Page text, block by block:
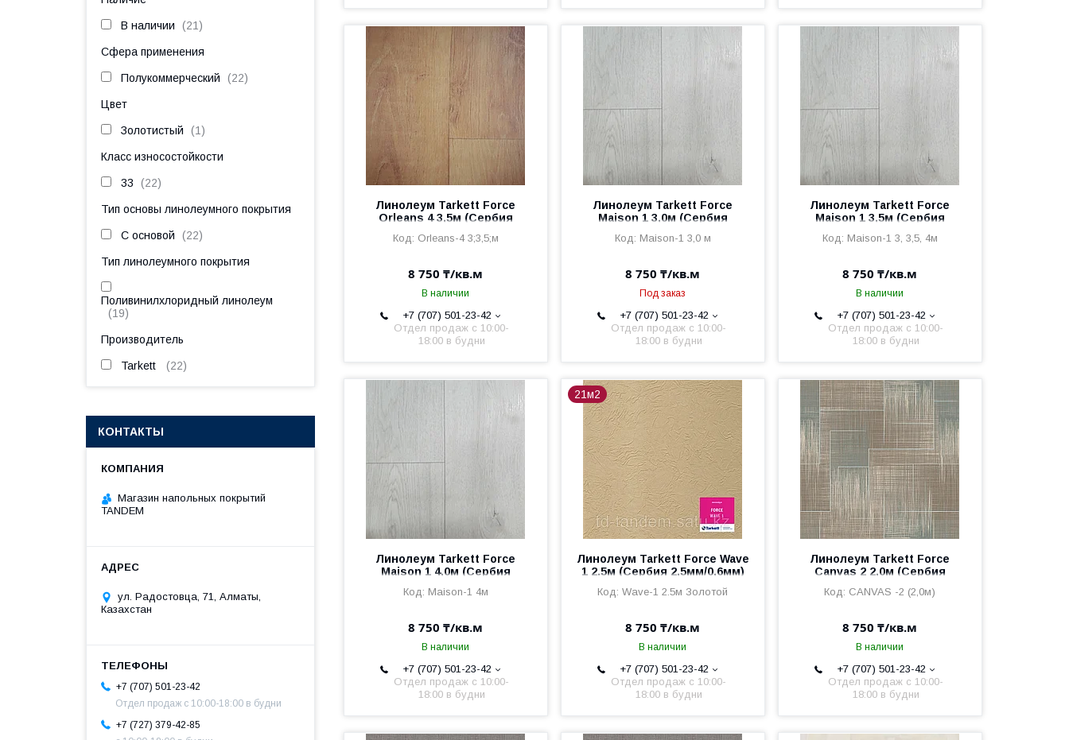
Линолеум Tarkett Force
Orleans 4 3,5м (Сербия
Orleans-4 3;3,5;м
8 750 ₸/кв.м
В наличии
+7 (707) 501-23-42
Отдел продаж c 10:00-
18:00 в будни
Линолеум Tarkett Force
Maison 1 3,0м (Сербия
Maison-1 3,0 м
8 750 ₸/кв.м
Под заказ
+7 (707) 501-23-42
Отдел продаж c 10:00-
18:00 в будни
Линолеум Tarkett Force
Maison 1 3,5м (Сербия
Maison-1 3, 3,5, 4м
8 750 ₸/кв.м
В наличии
+7 (707) 501-23-42
Отдел продаж c 10:00-
18:00 в будни
Линолеум Tarkett Force
Maison 1 4,0м (Сербия
Maison-1 4м
8 750 ₸/кв.м
В наличии
+7 (707) 501-23-42
Отдел продаж c 10:00-
18:00 в будни
21м2
Линолеум Tarkett Force Wave
1 2.5м (Сербия 2,5мм/0,6мм)
Wave-1 2.5м Золотой
8 750 ₸/кв.м
В наличии
+7 (707) 501-23-42
Отдел продаж c 10:00-
18:00 в будни
Линолеум Tarkett Force
Canvas 2 2,0м (Сербия
CANVAS -2 (2,0м)
8 750 ₸/кв.м
В наличии
+7 (707) 501-23-42
Отдел продаж c 10:00-
18:00 в будни
В наличии 21
Сфера применения
Полукоммерческий 22
Цвет
Золотистый 1
Класс износостойкости
33 22
Тип основы линолеумного покрытия
С основой 22
Тип линолеумного покрытия
Поливинилхлоридный линолеум
19
Производитель
Tarkett 22
КОНТАКТЫ
Магазин напольных покрытий
TANDEM
ул. Радостовца, 71, Алматы,
Казахстан
+7 (707) 501-23-42
Отдел продаж c 10:00-18:00 в будни
+7 (727) 379-42-85